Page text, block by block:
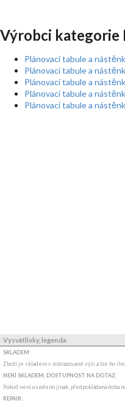
Výrobci kategorie
Plánovací tabule a
Plánovací tabule a
Plánovací tabule a
Plánovací tabule a
Plánovací tabule a
Vysvětlivky, legenda
SKLADEM:
Zboží je skladem v zobrazované výši a lze ho
NENÍ SKLADEM, DOSTUPNOST NA DOTAZ:
Pokud není uvedeno jinak, předpokládaná
REPAIR: